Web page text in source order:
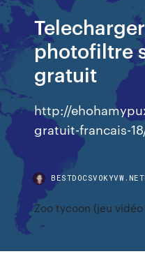
photofiltre
gratuit
http://
gratuit-francais-
Zoo tycoon (jeu vidéo